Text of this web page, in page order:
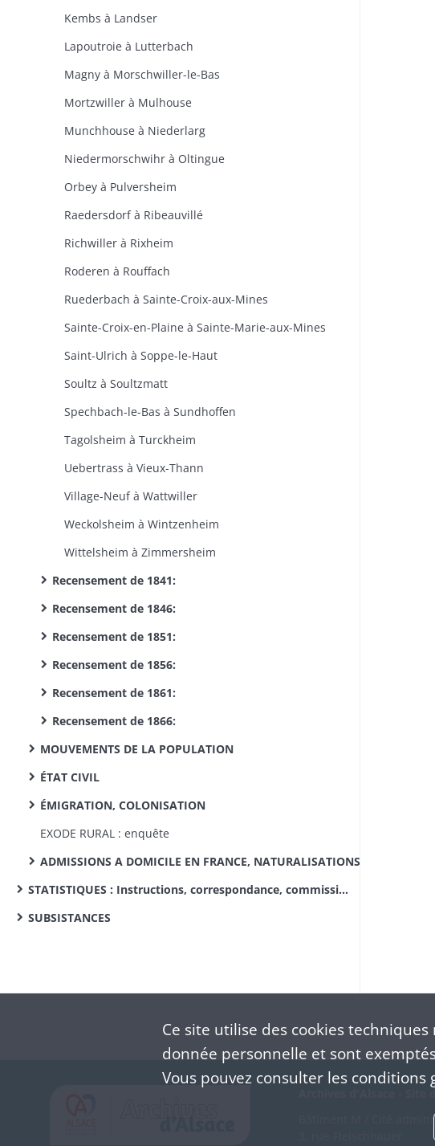
Kembs à Landser
Lapoutroie à Lutterbach
Magny à Morschwiller-le-Bas
Mortzwiller à Mulhouse
Munchhouse à Niederlarg
Niedermorschwihr à Oltingue
Orbey à Pulversheim
Raedersdorf à Ribeauvillé
Richwiller à Rixheim
Roderen à Rouffach
Ruederbach à Sainte-Croix-aux-Mines
Sainte-Croix-en-Plaine à Sainte-Marie-aux-Mines
Saint-Ulrich à Soppe-le-Haut
Soultz à Soultzmatt
Spechbach-le-Bas à Sundhoffen
Tagolsheim à Turckheim
Uebertrass à Vieux-Thann
Village-Neuf à Wattwiller
Weckolsheim à Wintzenheim
Wittelsheim à Zimmersheim
Recensement de 1841:
Recensement de 1846:
Recensement de 1851:
Recensement de 1856:
Recensement de 1861:
Recensement de 1866:
MOUVEMENTS DE LA POPULATION
ÉTAT CIVIL
ÉMIGRATION, COLONISATION
EXODE RURAL : enquête
ADMISSIONS A DOMICILE EN FRANCE, NATURALISATIONS
STATISTIQUES : Instructions, correspondance, commissions de statistique cantonale, enquêtes sur des sujets divers
SUBSISTANCES
Bâtiment M / Cité
Ce site utilise des cookiestechniques
donnée personnelle et sont
Vous pouvez consulter les conditions